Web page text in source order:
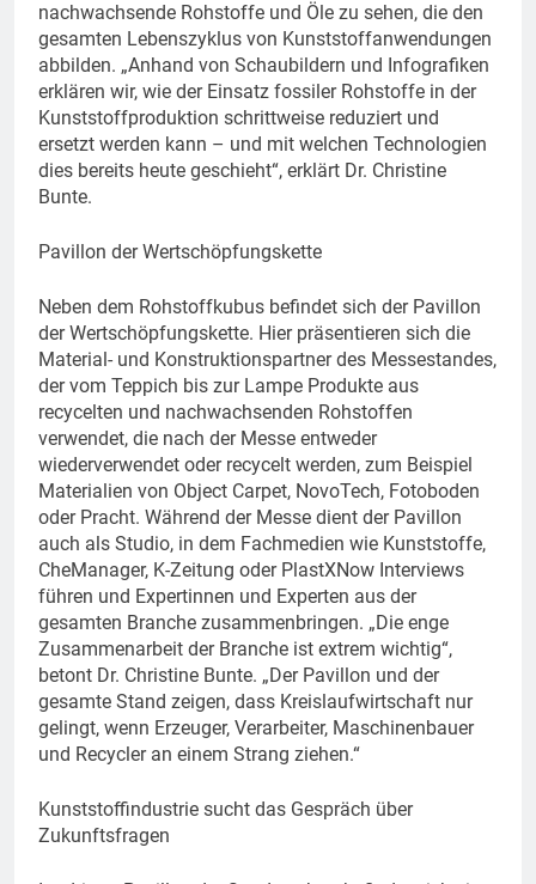
nachwachsende Rohstoffe und Öle zu sehen, die den
gesamten Lebenszyklus von Kunststoffanwendungen
abbilden. „Anhand von Schaubildern und Infografiken
erklären wir, wie der Einsatz fossiler Rohstoffe in der
Kunststoffproduktion schrittweise reduziert und
ersetzt werden kann – und mit welchen Technologien
dies bereits heute geschieht“, erklärt Dr. Christine
Bunte.
Pavillon der Wertschöpfungskette
Neben dem Rohstoffkubus befindet sich der Pavillon
der Wertschöpfungskette. Hier präsentieren sich die
Material- und Konstruktionspartner des Messestandes,
der vom Teppich bis zur Lampe Produkte aus
recycelten und nachwachsenden Rohstoffen
verwendet, die nach der Messe entweder
wiederverwendet oder recycelt werden, zum Beispiel
Materialien von Object Carpet, NovoTech, Fotoboden
oder Pracht. Während der Messe dient der Pavillon
auch als Studio, in dem Fachmedien wie Kunststoffe,
CheManager, K-Zeitung oder PlastXNow Interviews
führen und Expertinnen und Experten aus der
gesamten Branche zusammenbringen. „Die enge
Zusammenarbeit der Branche ist extrem wichtig“,
betont Dr. Christine Bunte. „Der Pavillon und der
gesamte Stand zeigen, dass Kreislaufwirtschaft nur
gelingt, wenn Erzeuger, Verarbeiter, Maschinenbauer
und Recycler an einem Strang ziehen.“
Kunststoffindustrie sucht das Gespräch über
Zukunftsfragen